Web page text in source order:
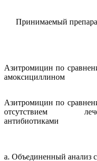
Принимаемый
Азитромицин по
амоксициллином
Азитромицин по
отсутствием
антибиотиками
a. Объединенный анализ